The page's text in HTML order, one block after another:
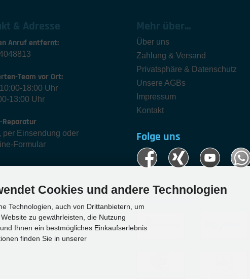
& Adresse
Anruf entfernt:
Team vor Ort:
18:00 Uhr
13:00 Uhr
Reparatur
per Einsendung oder
Formular
Mehr über...
Über uns
Zahlung & Versand
Privatsphäre & Datenschutz
Unsere AGBs
Impressum
Kontakt
Folge uns
Cookies und andere Technologien
Technologien, auch von Drittanbietern, um
zu gewährleisten, die Nutzung
Ihnen ein bestmögliches Einkaufserlebnis
finden Sie in unserer